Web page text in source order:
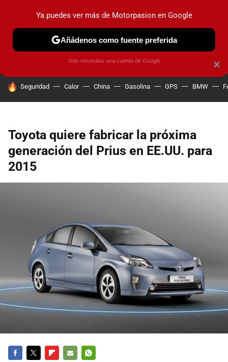
PRUEBAS COCHES ELÉCTRICOS OBSERVATORIO
HOY SE HABLA DE
Seguridad Calor China Gasolina GPS BMW
Toyota quiere fabricar la próxima
generación del Prius en EE.UU. para
2015
×
Ya puedes ver más de Motorpasion en Google
Añádenos como fuente preferida
Solo necesitas una cuenta de Google